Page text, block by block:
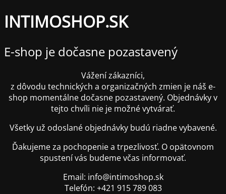
INTIMOSHOP.SK
E-shop je dočasne pozastavený
Vážení zákazníci,
z dôvodu technických a organizačných zmien je náš e-
shop momentálne dočasne pozastavený. Objednávky v
tejto chvíli nie je možné vytvárať.
Všetky už odoslané objednávky budú riadne vybavené.
Ďakujeme za pochopenie a trpezlivosť. O opätovnom
spustení vás budeme včas informovať.
Email: info@intimoshop.sk
Telefón: +421 915 789 083